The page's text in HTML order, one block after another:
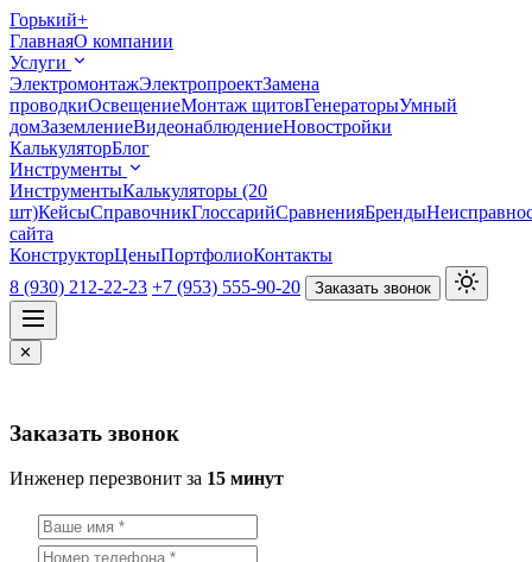
Горький+
ГлавнаяО компании
Услуги
ЭлектромонтажЭлектропроектЗамена
проводкиОсвещениеМонтаж щитовГенераторыУмный
домЗаземлениеВидеонаблюдениеНовостройки
КалькуляторБлог
Инструменты
ИнструментыКалькуляторы (20
шт)КейсыСправочникГлоссарийСравненияБренды
сайта
КонструкторЦеныПортфолиоКонтакты
8 (930) 212-22-23 +7 (953) 555-90-20 Заказать звонок
✕
Заказать звонок
Инженер перезвонит за 15 минут